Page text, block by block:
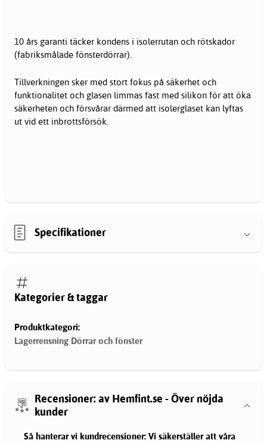
10 års garanti täcker kondens i isolerrutan och rötskador
(fabriksmålade fönsterdörrar).
Tillverkningen sker med stort fokus på säkerhet och
funktionalitet och glasen limmas fast med silikon för att öka
säkerheten och försvårar därmed att isolerglaset kan lyftas
ut vid ett inbrottsförsök.
Specifikationer
Kategorier & taggar
Produktkategori:
Lagerrensning Dörrar och fönster
Recensioner: av Hemfint.se - Över nöjda
kunder
Så hanterar vi kundrecensioner: Vi säkerställer att våra